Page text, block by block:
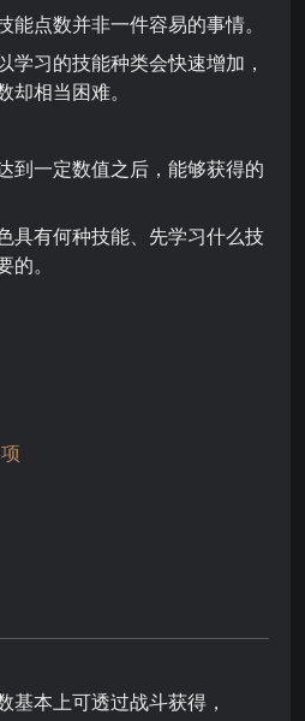
点数并非一件容易的事情。
学习的技能种类会快速增加，
相当困难。
到一定数值之后，能够获得的
具有何种技能、先学习什么技
。
基本上可透过战斗获得，